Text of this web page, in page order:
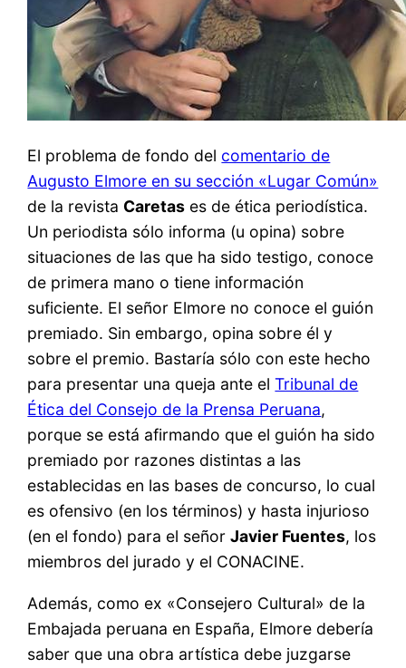
El problema de fondo del comentario de
Augusto Elmore en su sección «Lugar Común»
de la revista Caretas es de ética periodística.
Un periodista sólo informa (u opina) sobre
situaciones de las que ha sido testigo, conoce
de primera mano o tiene información
suficiente. El señor Elmore no conoce el guión
premiado. Sin embargo, opina sobre él y
sobre el premio. Bastaría sólo con este hecho
para presentar una queja ante elTribunal de
Ética del Consejo de la Prensa Peruana,
porque se está afirmando que el guión ha sido
premiado por razones distintas a las
establecidas en las bases de concurso, lo cual
es ofensivo (en los términos) y hasta injurioso
(en el fondo) para el señorJavier Fuentes, los
miembros del jurado y el CONACINE.
Además, como ex «Consejero Cultural» de la
Embajada peruana en España, Elmore debería
saber que una obra artística debe juzgarse